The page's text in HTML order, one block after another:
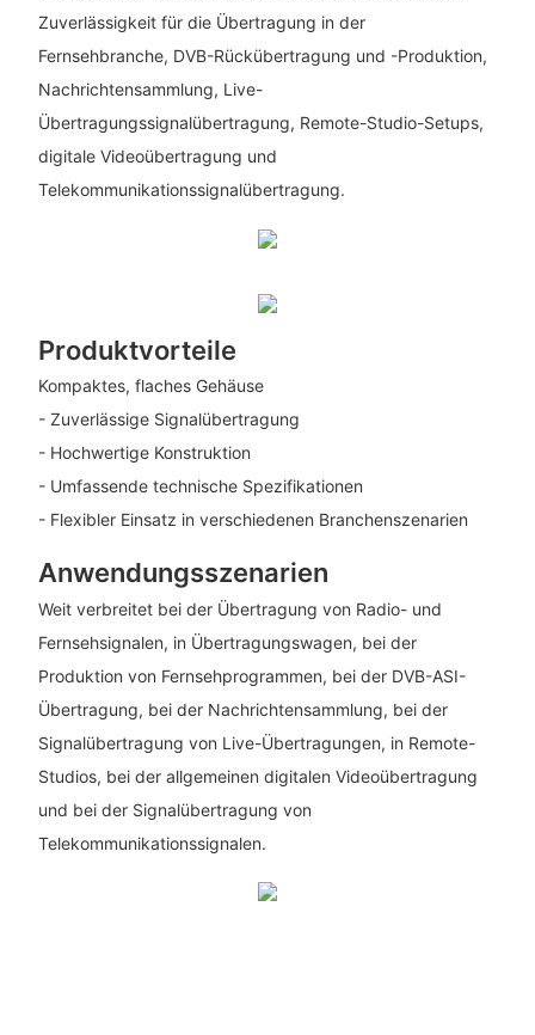
Zuverlässigkeit für die Übertragung in der
Fernsehbranche, DVB-Rückübertragung und -Produktion,
Nachrichtensammlung, Live-
Übertragungssignalübertragung, Remote-Studio-Setups,
digitale Videoübertragung und
Telekommunikationssignalübertragung.
Produktvorteile
Kompaktes, flaches Gehäuse
- Zuverlässige Signalübertragung
- Hochwertige Konstruktion
- Umfassende technische Spezifikationen
- Flexibler Einsatz in verschiedenen Branchenszenarien
Anwendungsszenarien
Weit verbreitet bei der Übertragung von Radio- und
Fernsehsignalen, in Übertragungswagen, bei der
Produktion von Fernsehprogrammen, bei der DVB-ASI-
Übertragung, bei der Nachrichtensammlung, bei der
Signalübertragung von Live-Übertragungen, in Remote-
Studios, bei der allgemeinen digitalen Videoübertragung
und bei der Signalübertragung von
Telekommunikationssignalen.